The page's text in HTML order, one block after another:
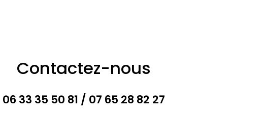
Contactez-nous
06 33 35 50 81 / 07 65 28 82 27